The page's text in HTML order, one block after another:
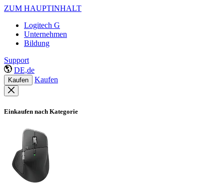
ZUM HAUPTINHALT
Logitech G
Unternehmen
Bildung
Support
DE,de
Kaufen Kaufen
Einkaufen nach Kategorie